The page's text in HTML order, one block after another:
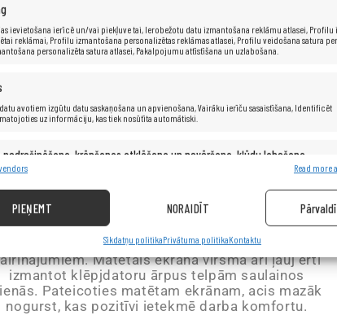
ievietošana ierīcē un/vai piekļuve tai, Ierobežotu datu izmantošana reklāmu atlasei, Profilu
reklāmai, Profilu izmantošana personalizētas reklāmas atlasei, Profilu veidošana satura
personalizēta satura atlasei, Pakalpojumu attīstīšana un uzlabošana.
avotiem izgūtu datu saskaņošana un apvienošana, Vairāku ierīču sasaistīšana, Identificēt
uz informāciju, kas tiek nosūtīta automātiski.
nodrošināšana, krāpšanas atklāšana un novēršana, kļūdu labošana,
un satura nodrošināšana un rādīšana.
Read more
PIEŅEMT NORAIDĪT
Sīkdatņu politikaPrivātuma politikaKontaktu
Matēts ekrāns
ideāli piemērots darbam dažādos apgaismojuma
apstākļos. Bez problēmām varat izmantot savu
telpās ar dažādiem gaismas avotiem,
neuztraucoties par acu apdegumiem vai
Matētais ekrāna virsma arī ļauj ērti
izmantot klēpjdatoru ārpus telpām saulainos
Pateicoties matētam ekrānam, acis mazāk
nogurst, kas pozitīvi ietekmē darba komfortu.